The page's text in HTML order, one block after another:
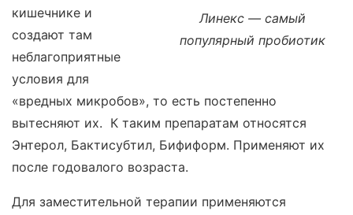
Линекс — самый
популярный пробиотик
кишечнике и
создают там
неблагоприятные
условия для
«вредных микробов», то есть постепенно
вытесняют их. К таким препаратам относятся
Энтерол, Бактисубтил, Бифиформ. Применяют их
после годовалого возраста.
Для заместительной терапии применяются